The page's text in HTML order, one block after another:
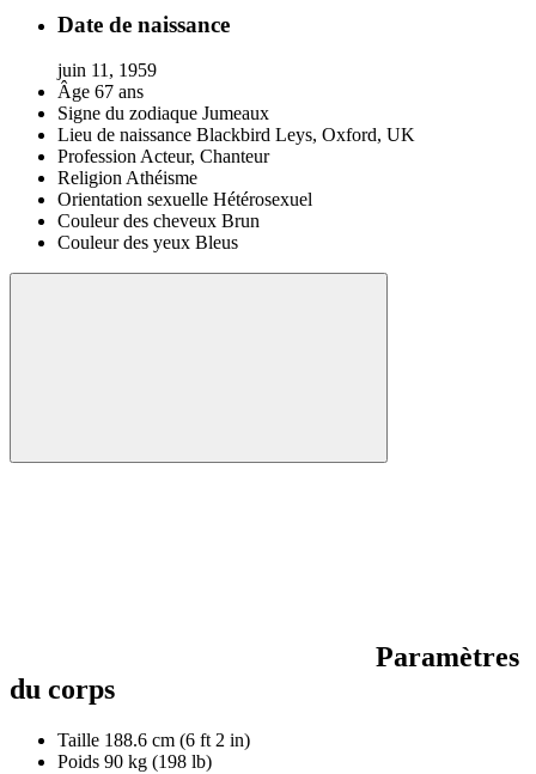
Date de naissance
juin 11, 1959
Âge 67 ans
Signe du zodiaque Jumeaux
Lieu de naissance Blackbird Leys, Oxford, UK
ProfessionActeur, Chanteur
ReligionAthéisme
Orientation sexuelle Hétérosexuel
Couleur des cheveux Brun
Couleur des yeux Bleus
Paramètres
du corps
Taille 188.6 cm (6 ft 2 in)
Poids 90 kg (198 lb)